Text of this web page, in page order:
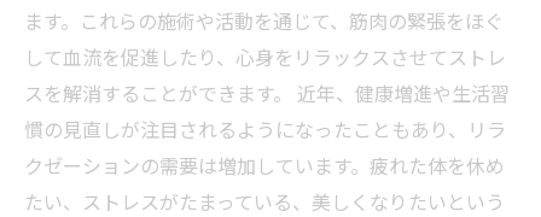
ます。これらの施術や活動を通じて、筋肉の緊張をほぐ
して血流を促進したり、心身をリラックスさせてストレ
スを解消することができます。 近年、健康増進や生活習
慣の見直しが注目されるようになったこともあり、リラ
クゼーションの需要は増加しています。疲れた体を休め
たい、ストレスがたまっている、美しくなりたいという